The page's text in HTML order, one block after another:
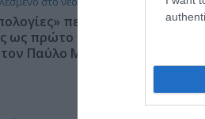
περνούν στην εικόνα,
ως πρώτο καλεσμένο στο νέο
Παύλο Μαρινάκη